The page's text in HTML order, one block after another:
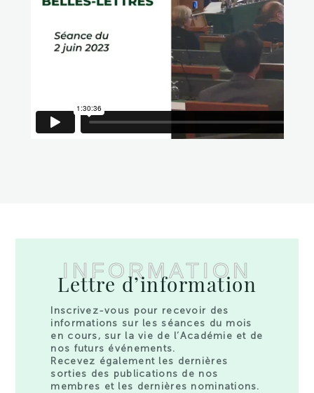
INFORMATION
Lettre d’information
Inscrivez-vous pour recevoir des
informations sur les séances du mois
en cours, sur la vie de l’Académie et de
nos futurs événements.
Recevez également les dernières
sorties des publications de nos
membres et les dernières nominations.